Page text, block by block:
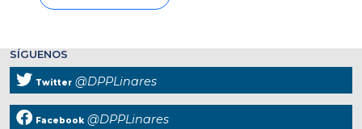
SÍGUENOS
Twitter @DPPLinares
Facebook @DPPLinares